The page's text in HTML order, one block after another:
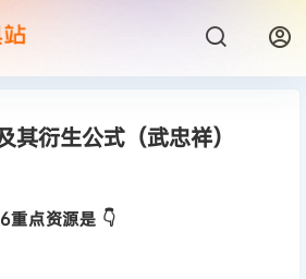
衍生公式（武忠祥）
重点资源是 👇